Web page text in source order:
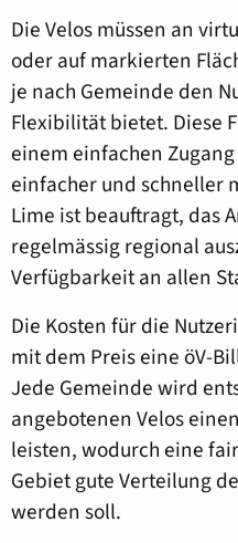
Die Velos müssen an
oder auf markierten
je nach Gemeinde den
Flexibilität bietet. Diese
einem einfachen
einfacher und schneller
Lime ist beauftragt, das
regelmässig regional
Verfügbarkeit an allen
Die Kosten für die
mit dem Preis eine öV-
Jede Gemeinde wird
angebotenen Velos
leisten, wodurch eine
Gebiet gute Verteilung
werden soll.